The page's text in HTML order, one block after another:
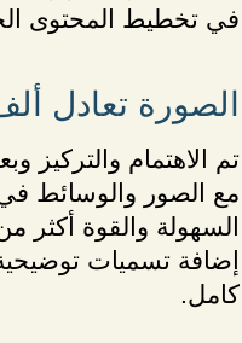
في تخطيط المحتوى
الصورة تعادل
تم الاهتمام والتركيز
مع الصور والوسائط
السهولة والقوة
إضافة تسميات
كامل.